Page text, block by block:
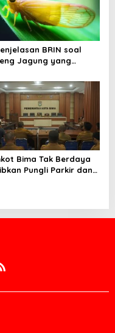
BRIN soal
Jagung yang
Bima Tak Berdaya
Pungli Parkir dan